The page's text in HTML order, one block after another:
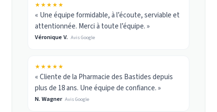
★★★★★
« Une équipe formidable, à l’écoute, serviable et
attentionnée. Merci à toute l’équipe. »
Véronique V. Avis Google
★★★★★
« Cliente de la Pharmacie des Bastides depuis
plus de 18 ans. Une équipe de confiance. »
N. Wagner Avis Google